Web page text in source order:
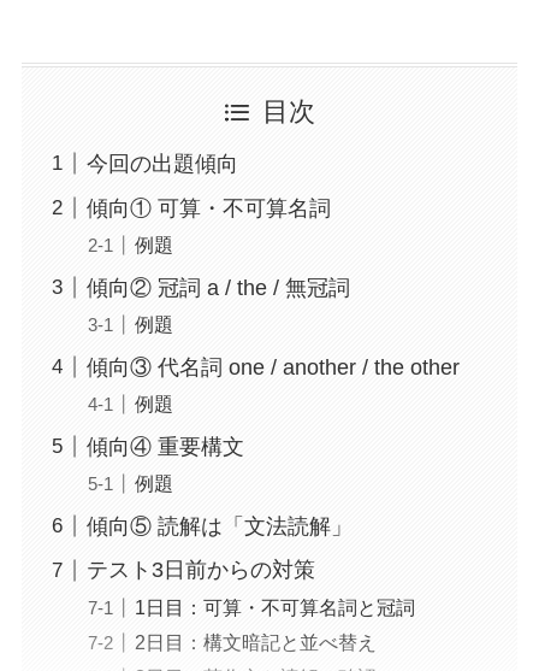
目次
今回の出題傾向
傾向① 可算・不可算名詞
例題
傾向② 冠詞 a / the / 無冠詞
例題
傾向③ 代名詞 one / another / the other
例題
傾向④ 重要構文
例題
傾向⑤ 読解は「文法読解」
テスト3日前からの対策
1日目：可算・不可算名詞と冠詞
2日目：構文暗記と並べ替え